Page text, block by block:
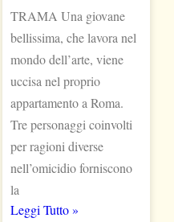
TRAMA Una giovane
bellissima, che lavora nel
mondo dell’arte, viene
uccisa nel proprio
appartamento a Roma.
Tre personaggi coinvolti
per ragioni diverse
nell’omicidio forniscono
la
Leggi Tutto »